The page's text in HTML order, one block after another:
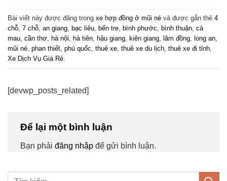
Bài viết này được đăng trong xe hợp đồng ở mũi né và được gắn thẻ 4
chỗ, 7 chỗ, an giang, bạc liêu, bến tre, bình phước, bình thuận, cà
mau, cần thơ, hà nội, hà tiên, hậu giang, kiên giang, lâm đồng, long an,
mũi né, phan thiết, phú quốc, thuê xe, thuê xe du lịch, thuê xe đi tỉnh,
Xe Dịch Vụ Giá Rẻ.
[devwp_posts_related]
Để lại một bình luận
Bạn phải đăng nhập để gửi bình luận.